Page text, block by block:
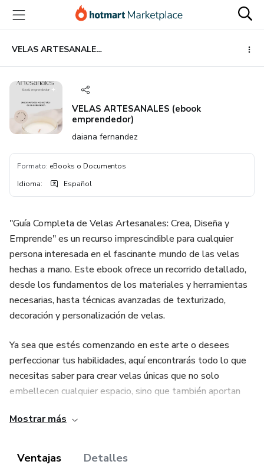
principal
página
de
página
VELAS ARTESANALES (ebook emprendedor)
VELAS ARTESANALES (ebook
emprendedor)
daiana fernandez
Formato: eBooks o Documentos
Idioma: Español
"Guía Completa de Velas Artesanales: Crea, Diseña y
Emprende" es un recurso imprescindible para cualquier
persona interesada en el fascinante mundo de las velas
hechas a mano. Este ebook ofrece un recorrido detallado,
desde los fundamentos de los materiales y herramientas
necesarias, hasta técnicas avanzadas de texturizado,
decoración y personalización de velas.
Ya sea que estés comenzando en este arte o desees
perfeccionar tus habilidades, aquí encontrarás todo lo que
necesitas saber para crear velas únicas que no solo
embellecen cualquier espacio, sino que también aportan
naturales, aceites esenciales, colorantes y fragancias para
más.
Mostrar más
Ventajas Detalles